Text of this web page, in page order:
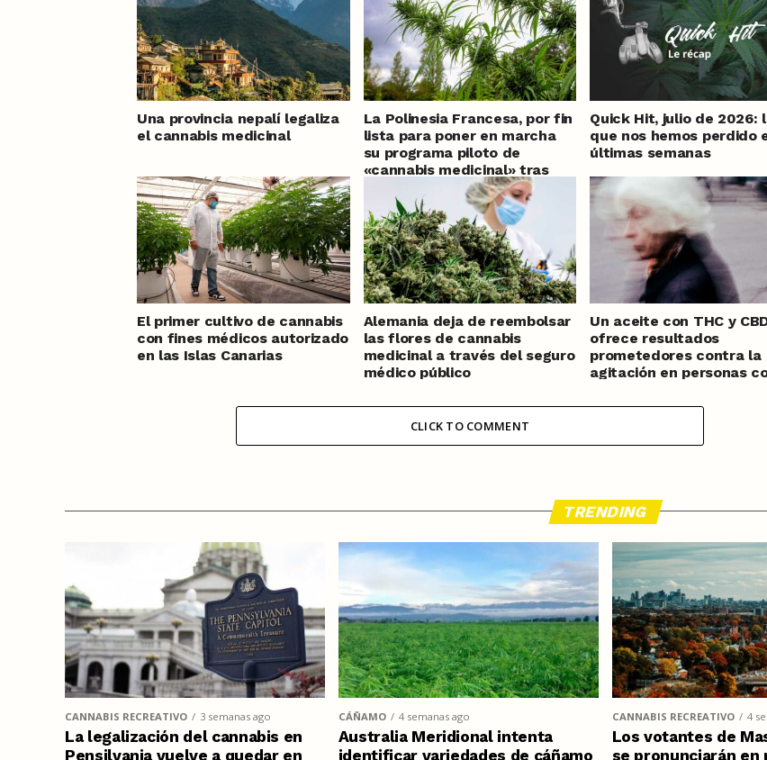
Una provincia nepalí legaliza
el cannabis medicinal
La Polinesia Francesa, por fin
lista para poner en marcha
su programa piloto de
«cannabis medicinal» tras
meses de retraso
Quick Hit, julio de 2026:
que nos hemos perdido
últimas semanas
El primer cultivo de cannabis
con fines médicos autorizado
en las Islas Canarias
Alemania deja de reembolsar
las flores de cannabis
medicinal a través del seguro
médico público
Un aceite con THC y
ofrece resultados
prometedores contra la
agitación en personas
CLICK TO COMMENT
TRENDING
CANNABIS RECREATIVO 3 semanas ago
La legalización del cannabis en
Pensilvania vuelve a quedar en
CÁÑAMO 4 semanas ago
Australia Meridional intenta
identificar variedades de cáñamo
CANNABIS RECREATIVO 4
Los votantes de
se pronunciarán en